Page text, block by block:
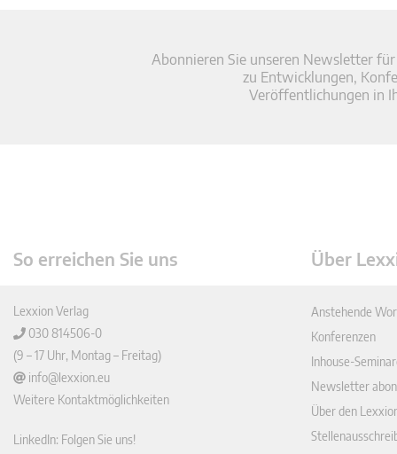
Abonnieren Sie unseren Newsletter
zu Entwicklungen,
Veröffentlichungen in
So erreichen Sie uns
Lexxion Verlag
030 814506-0
(9 – 17 Uhr, Montag – Freitag)
info@lexxion.eu
Weitere Kontaktmöglichkeiten
LinkedIn: Folgen Sie uns!
Über
Anstehende
Konferenzen
Inhouse-
Newsletter
Über den